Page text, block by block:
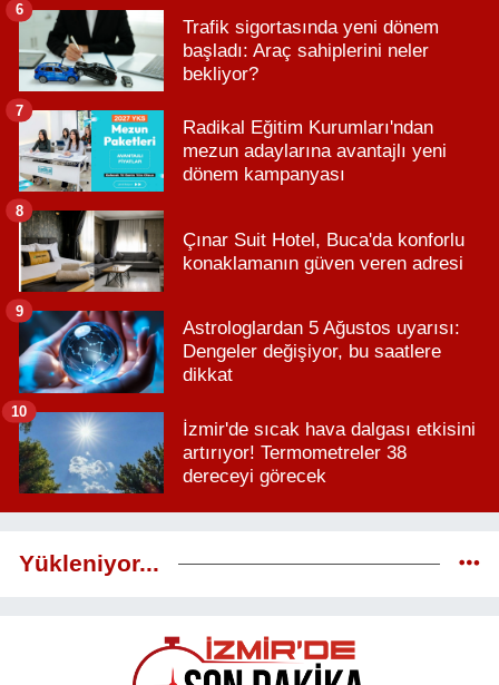
Trafik sigortasında yeni dönem
başladı: Araç sahiplerini neler
bekliyor?
6
Radikal Eğitim Kurumları'ndan
mezun adaylarına avantajlı yeni
dönem kampanyası
7
Çınar Suit Hotel, Buca'da konforlu
konaklamanın güven veren adresi
8
Astrologlardan 5 Ağustos uyarısı:
Dengeler değişiyor, bu saatlere
dikkat
9
İzmir'de sıcak hava dalgası etkisini
artırıyor! Termometreler 38
dereceyi görecek
10
Yükleniyor...